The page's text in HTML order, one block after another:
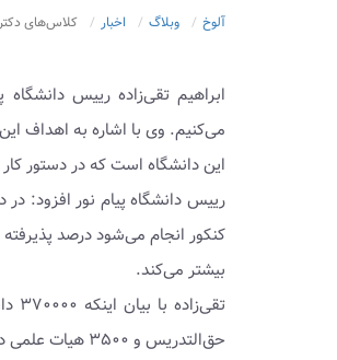
آلوخ وبلاگ اخبار کلاس‌های
ابراهیم تقی‌زاده رییس
می‌کنیم. وی با اشاره به اهداف
این دانشگاه است که در دستور کار
رییس دانشگاه پیام نور افزود:
کنکور انجام می‌شود درصد
بیشتر می‌کند.
حق‌التدریس و ۳۵۰۰ هیات علمی در دانشگاه‌های پیام نور مشغول فعالیت هستند.